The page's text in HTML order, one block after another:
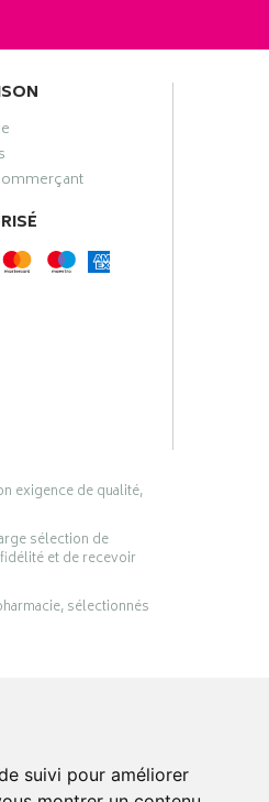
suivi pour améliorer
exigence de qualité,
sélection de
et de recevoir
sélectionnés